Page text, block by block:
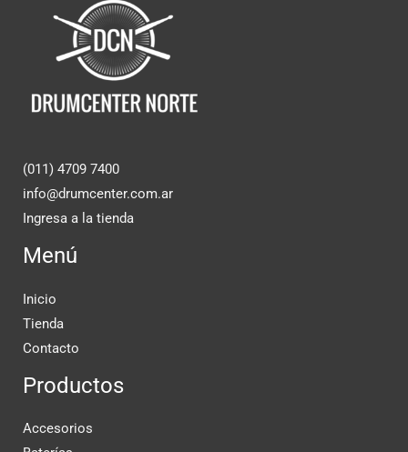
(011) 4709 7400
info@drumcenter.com.ar
Ingresa a la tienda
Menú
Inicio
Tienda
Contacto
Productos
Accesorios